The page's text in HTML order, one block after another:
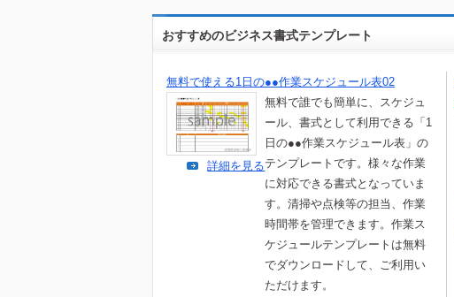
おすすめのビジネス書式テンプレート
無料で使える1日の●●作業スケジュール表02
無料で誰でも簡単に、スケジュ
ール、書式として利用できる「1
日の●●作業スケジュール表」の
テンプレートです。様々な作業
に対応できる書式となっていま
す。清掃や点検等の担当、作業
時間帯を管理できます。作業ス
ケジュールテンプレートは無料
でダウンロードして、ご利用い
ただけます。
詳細を見る